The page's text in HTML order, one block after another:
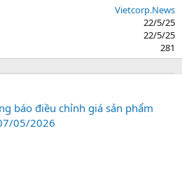
Vietcorp.News
22/5/25
22/5/25
281
báo điều chỉnh giá sản phẩm
05/2026